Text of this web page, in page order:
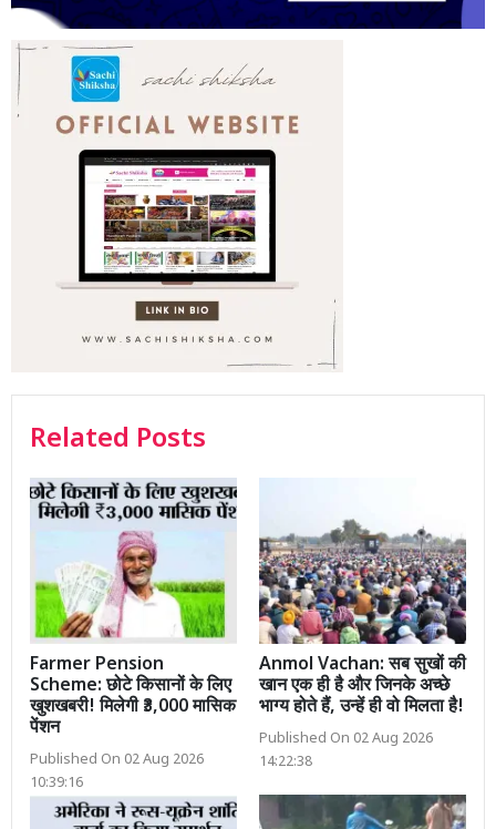
Related Posts
Farmer Pension
Scheme: छोटे किसानों के लिए
खुशखबरी! मिलेगी ₹3,000 मासिक
पेंशन
Published On 02 Aug 2026
10:39:16
Anmol Vachan: सब सुखों की
खान एक ही है और जिनके अच्छे
भाग्य होते हैं, उन्हें ही वो मिलता है!
Published On 02 Aug 2026
14:22:38